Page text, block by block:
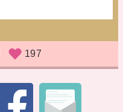
197